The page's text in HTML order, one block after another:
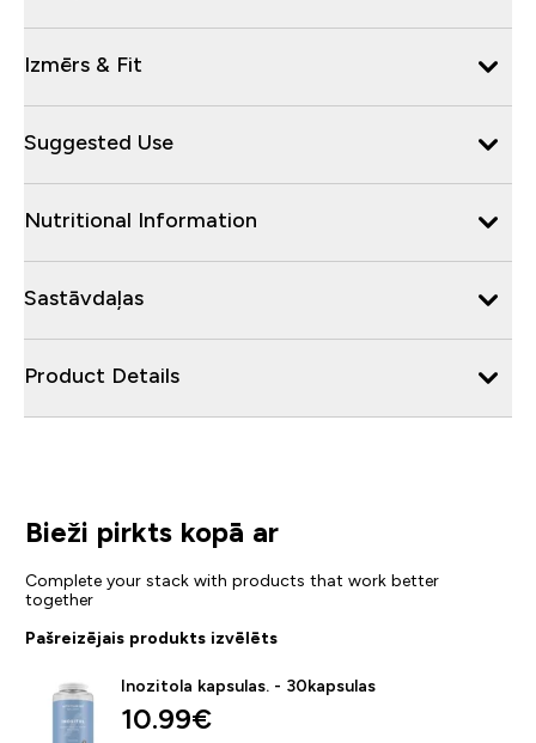
Izmērs & Fit
Suggested Use
Nutritional Information
Sastāvdaļas
Product Details
Bieži pirkts kopā ar
Complete your stack with products that work better
together
Pašreizējais produkts izvēlēts
Inozitola kapsulas. - 30kapsulas
10.99€‎